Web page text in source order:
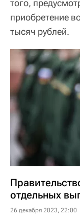
того,
приобретение
тысяч рублей.
отдельных
26 декабря 2023, 22:00